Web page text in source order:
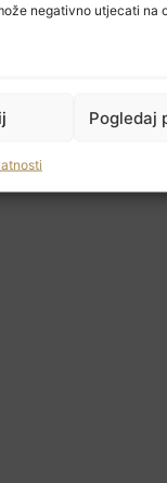
negativno utjecati na
Pogledaj